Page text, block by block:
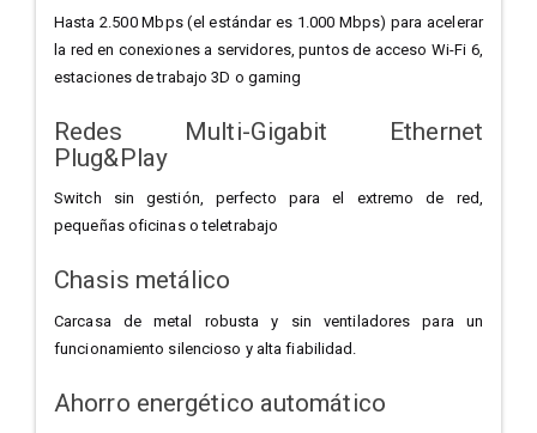
Hasta 2.500 Mbps (el estándar es 1.000 Mbps) para acelerar
la red en conexiones a servidores, puntos de acceso Wi-Fi 6,
estaciones de trabajo 3D o gaming
Redes Multi-Gigabit Ethernet
Plug&Play
Switch sin gestión, perfecto para el extremo de red,
pequeñas oficinas o teletrabajo
Chasis metálico
Carcasa de metal robusta y sin ventiladores para un
funcionamiento silencioso y alta fiabilidad.
Ahorro energético automático